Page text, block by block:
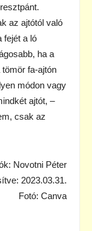
az ajtótól való
fejét a ló
ha a
fa-ajtón
módon vagy
ajtót, –
csak az
Novotni Péter
2023.03.31.
Fotó: Canva